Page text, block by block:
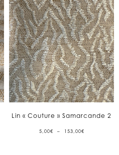
Lin « Couture » Samarcande 2
5,00€ – 153,00€PLAGE
DE